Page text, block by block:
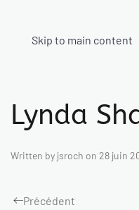
Skip to main content
Lynda
Written by jsroch on 28 juin
Précédent